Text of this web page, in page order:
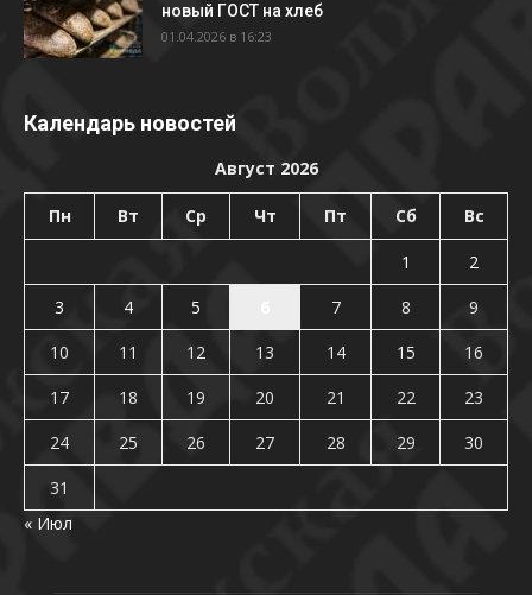
новый ГОСТ на хлеб
01.04.2026 в 16:23
Календарь новостей
Август 2026
Пн Вт Ср Чт Пт Сб Вс
1
2
3
4 5 7 8
9
10
11 12 13 14 15
16
17
18 19 20 21 22
23
24
25 26 27 28 29
30
31
« Июл